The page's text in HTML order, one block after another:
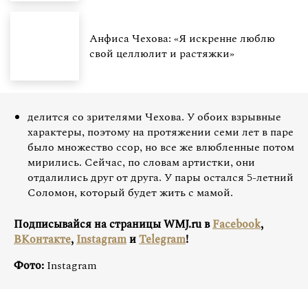
Анфиса Чехова: «Я искренне люблю
свой целлюлит и растяжки»
делится со зрителями Чехова. У обоих взрывные
характеры, поэтому на протяжении семи лет в паре
было множество ссор, но все же влюбленные потом
мирились. Сейчас, по словам артистки, они
отдалились друг от друга. У пары остался 5-летний
Соломон, который будет жить с мамой.
Подписывайся на страницы WMJ.ru вFacebook,
ВКонтакте, InstagramиTelegram!
Фото: Instagram